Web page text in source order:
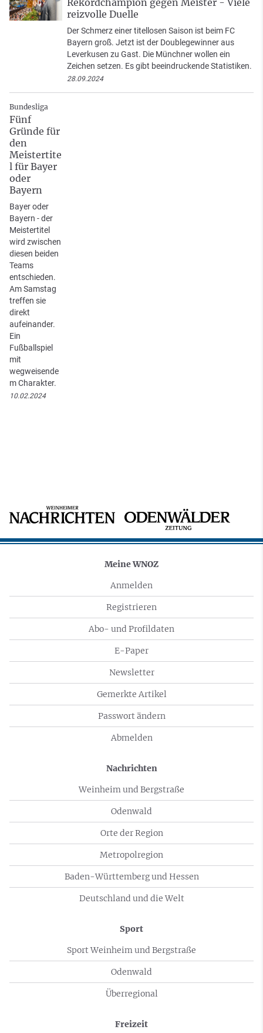
reizvolle Duelle
Der Schmerz einer titellosen Saison ist beim FC
Bayern groß. Jetzt ist der Doublegewinner aus
Leverkusen zu Gast. Die Münchner wollen ein
Zeichen setzen. Es gibt beeindruckende Statistiken.
28.09.2024
Bundesliga
Fünf
Gründe für
den
Meistertite
l für Bayer
oder
Bayern
Bayer oder
Bayern - der
Meistertitel
wird zwischen
diesen beiden
Teams
entschieden.
Am Samstag
treffen sie
direkt
aufeinander.
Ein
Fußballspiel
mit
wegweisende
m Charakter.
10.02.2024
Meine WNOZ
Anmelden
Registrieren
Abo- und Profildaten
E-Paper
Newsletter
Gemerkte Artikel
Passwort ändern
Abmelden
Nachrichten
Weinheim und Bergstraße
Odenwald
Orte der Region
Metropolregion
Baden-Württemberg und Hessen
Deutschland und die Welt
Sport
Sport Weinheim und Bergstraße
Odenwald
Überregional
Freizeit